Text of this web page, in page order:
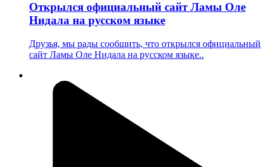
Открылся официальный сайт Ламы Оле
Нидала на русском языке
Друзья, мы рады сообщить, что открылся официальный
сайт Ламы Оле Нидала на русском языке..